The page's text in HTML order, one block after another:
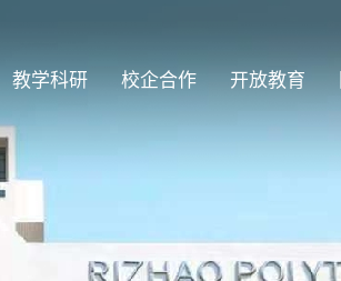
教学科研 校企合作 开放教育